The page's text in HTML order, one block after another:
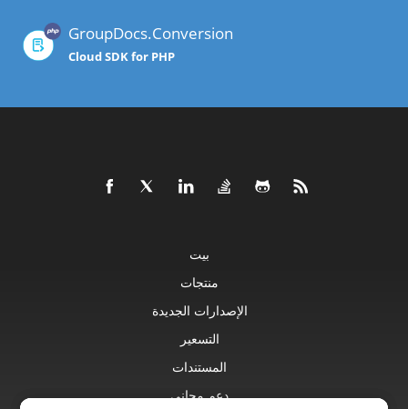
GroupDocs.Conversion
Cloud SDK for PHP
بيت
منتجات
الإصدارات الجديدة
التسعير
المستندات
دعم مجاني